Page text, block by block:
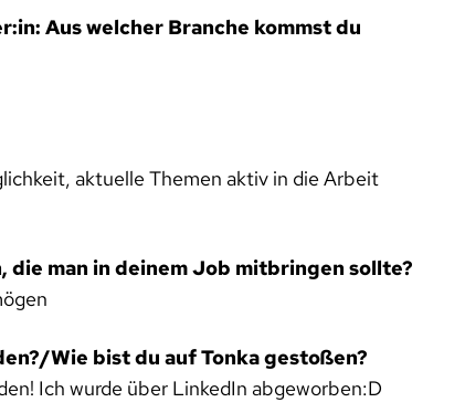
Aus welcher Branche kommst du
aktuelle Themen aktiv in die Arbeit
man in deinem Job mitbringen sollte?
Wie bist du auf Tonka gestoßen?
Ich wurde über LinkedIn abgeworben:D